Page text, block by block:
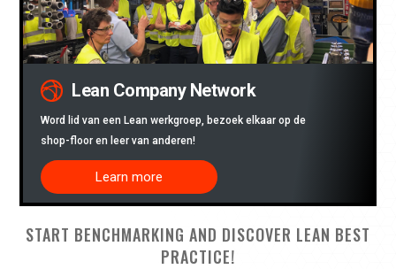
Lean Company Network
Word lid van een Lean werkgroep, bezoek elkaar op de
shop-floor en leer van anderen!
Learn more
START BENCHMARKING AND DISCOVER LEAN BEST
PRACTICE!